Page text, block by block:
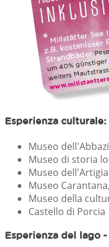
Esperienza culturale:
Museo
Museo di storia
Museo
Museo
Museo della
Castello di Porcia
Esperienza del lago